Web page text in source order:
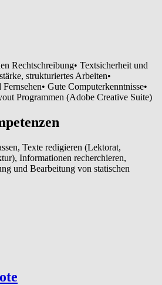
Rechtschreibung• Textsicherheit und
strukturiertes Arbeiten•
Gute Computerkenntnisse•
Programmen (Adobe Creative Suite)
Texte redigieren (Lektorat,
Informationen recherchieren,
und Bearbeitung von statischen